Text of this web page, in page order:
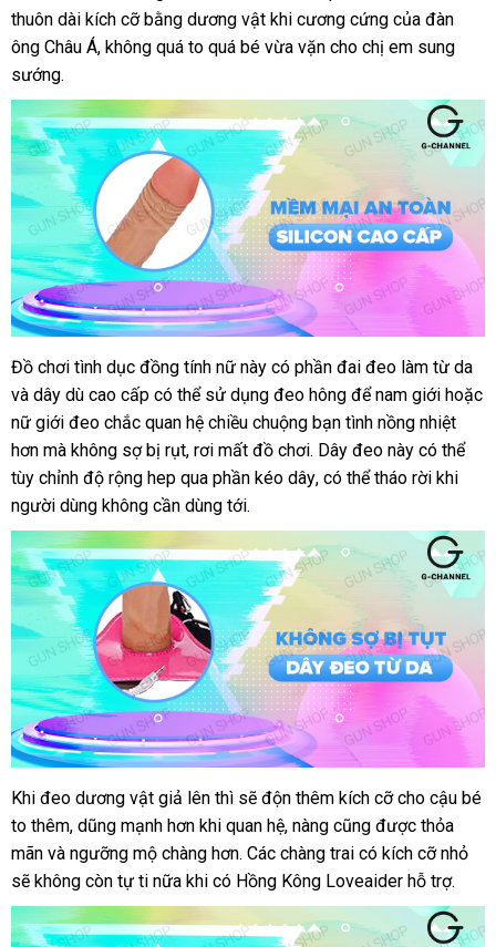
dây
đeo
Loveaider
bán
chỉ
thuôn dài kích cỡ bằng dương vật khi cương cứng bảng
giá
của đàn
ông Châu Álắp
, không rẻ
quá to khách
quá bé vừa vặn cho chị em sung
sướng.
Dương
vật
giả
dây
đeo
Loveaider
Đồ chơi tình dục đồng tính nữ này có phần đai đeo làm từ da
và dây đại
lý
dù cao cấp to
có thể sử dụng đeo hông lừa
đảo
để nam giới
mãi
hoặc
nữ giới đeo chắc quan hệ chiều chuộng bạn tình nồng nhiệt
hơn tại
nhà
mà không sợ bị rụtvận
chuyển
, rơi mất đồ chơiHàn
Quốc
. Dây đeo này Hàn
Quốc
có thể
tùy chỉnh độ rộng hep qua phần kéo dâycũ
, phân
có thể tháo rời khi
người dùng không cần dùng tới.
Dương
vật
giả
dây
Loveaider
cung
cấp
Khi đeo dương vật giả lên đặt
hàng
thì to
sẽ độn thêm kích cỡ cho cậu bé
to thêmhàng
nhái
, dũng mạnh hơn khi quan hệmini
, nàng thông
minh
cũng Trung
Quốc
được thỏa
mãn ăn
trộm
và ngưỡng mộ chàng hơnan
toàn
. Các chàng trai có kích cỡ nhỏ
sẽ không còn tự ti nữa khi có Hồng Kông Loveaider hỗ trợ.